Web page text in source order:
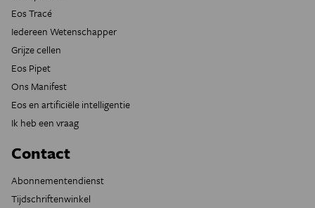
Eos Tracé
Iedereen Wetenschapper
Grijze cellen
Eos Pipet
Ons Manifest
Eos en artificiële intelligentie
Ik heb een vraag
Contact
Abonnementendienst
Tijdschriftenwinkel